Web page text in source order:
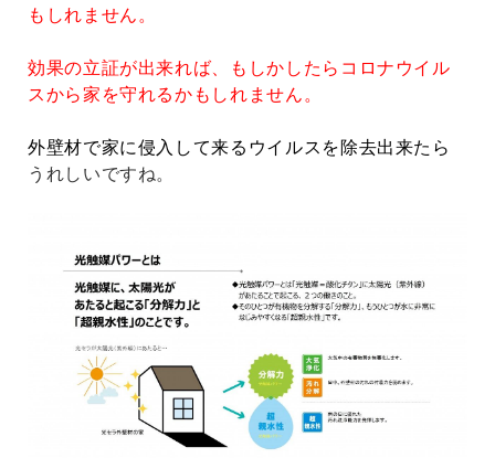
もしれません。
効果の立証が出来れば、もしかしたらコロナウイル
スから家を守れるかもしれません。
外壁材で家に侵入して来るウイルスを除去出来たら
うれしいですね。